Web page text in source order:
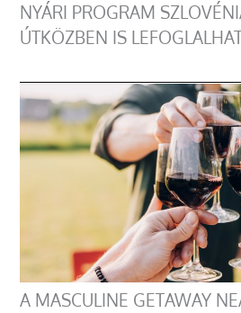
NYÁRI PROGRAM
ÚTKÖZBEN IS
A MASCULINE GETAWAY